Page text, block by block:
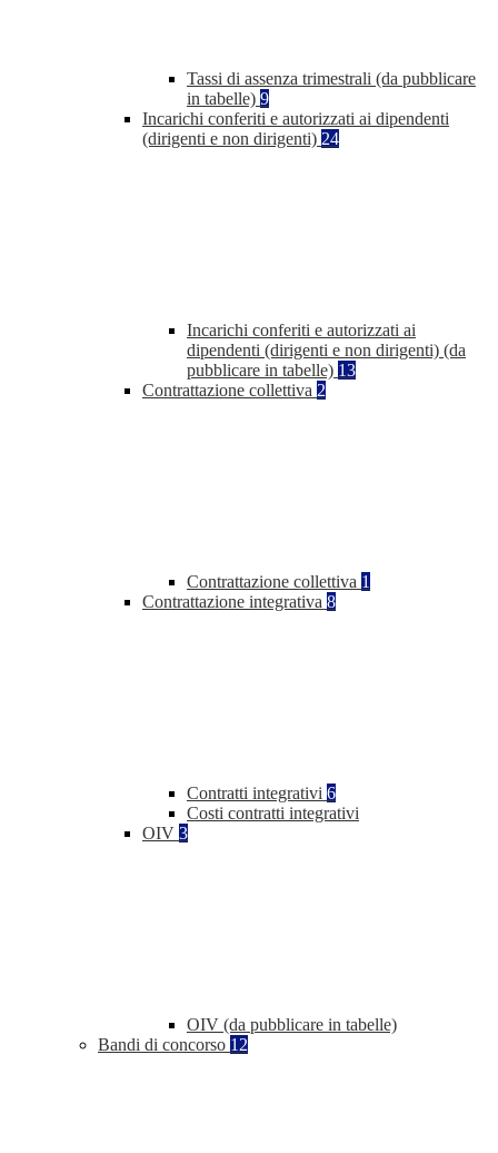
Tassi di assenza trimestrali (da pubblicare
in tabelle) 9
Incarichi conferiti e autorizzati ai dipendenti
(dirigenti e non dirigenti) 24
Incarichi conferiti e autorizzati ai
dipendenti (dirigenti e non dirigenti) (da
pubblicare in tabelle) 13
Contrattazione collettiva 2
Contrattazione collettiva 1
Contrattazione integrativa 8
Contratti integrativi 6
Costi contratti integrativi
OIV 3
OIV (da pubblicare in tabelle)
Bandi di concorso 12